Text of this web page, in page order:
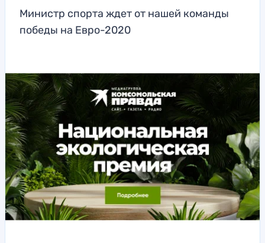
Министр спорта ждет от нашей команды
победы на Евро-2020